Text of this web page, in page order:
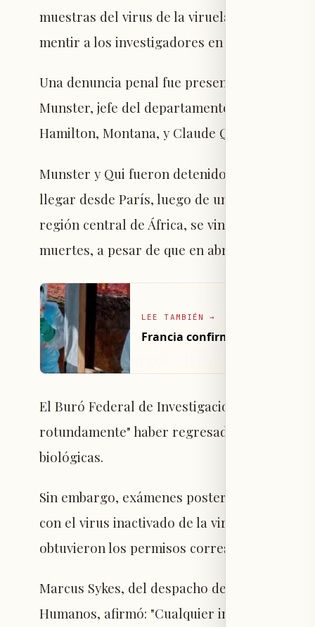
muestras del virus de la viruela del mono
mentir a los investigadores en el aeropuerto
Una denuncia penal fue presentada ante un
Munster, jefe del departamento de ecología
Hamilton, Montana, y Claude Qui, quien
Munster y Qui fueron detenidos en el
llegar desde París, luego de un viaje de
región central de África, se vinculó el brote
muertes, a pesar de que en abril se declaró
LEE TAMBIÉN →
Francia confirma primer caso
El Buró Federal de Investigaciones (FBI)
rotundamente" haber regresado a Estados
biológicas.
Sin embargo, exámenes posteriores
con el virus inactivado de la viruela del
obtuvieron los permisos correspondientes.
Marcus Sykes, del despacho del Inspector
Humanos, afirmó: "Cualquier intento